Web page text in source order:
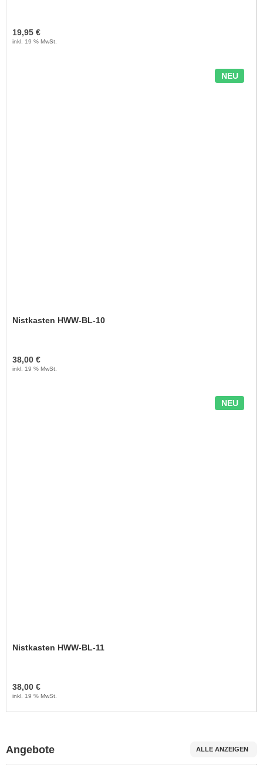
19,95 €
inkl. 19 % MwSt.
NEU
Nistkasten HWW-BL-10
38,00 €
inkl. 19 % MwSt.
NEU
Nistkasten HWW-BL-11
38,00 €
inkl. 19 % MwSt.
Angebote ALLE ANZEIGEN